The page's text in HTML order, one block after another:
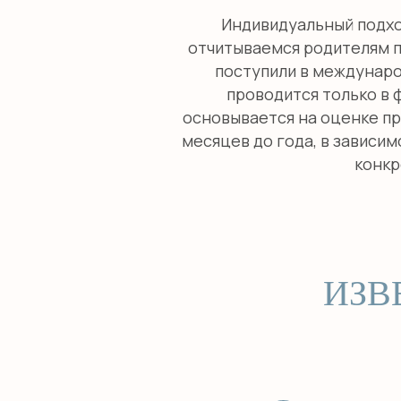
Индивидуальный
отчитываемся родителям
поступили в
проводится только
основывается на оценке
месяцев до года, в